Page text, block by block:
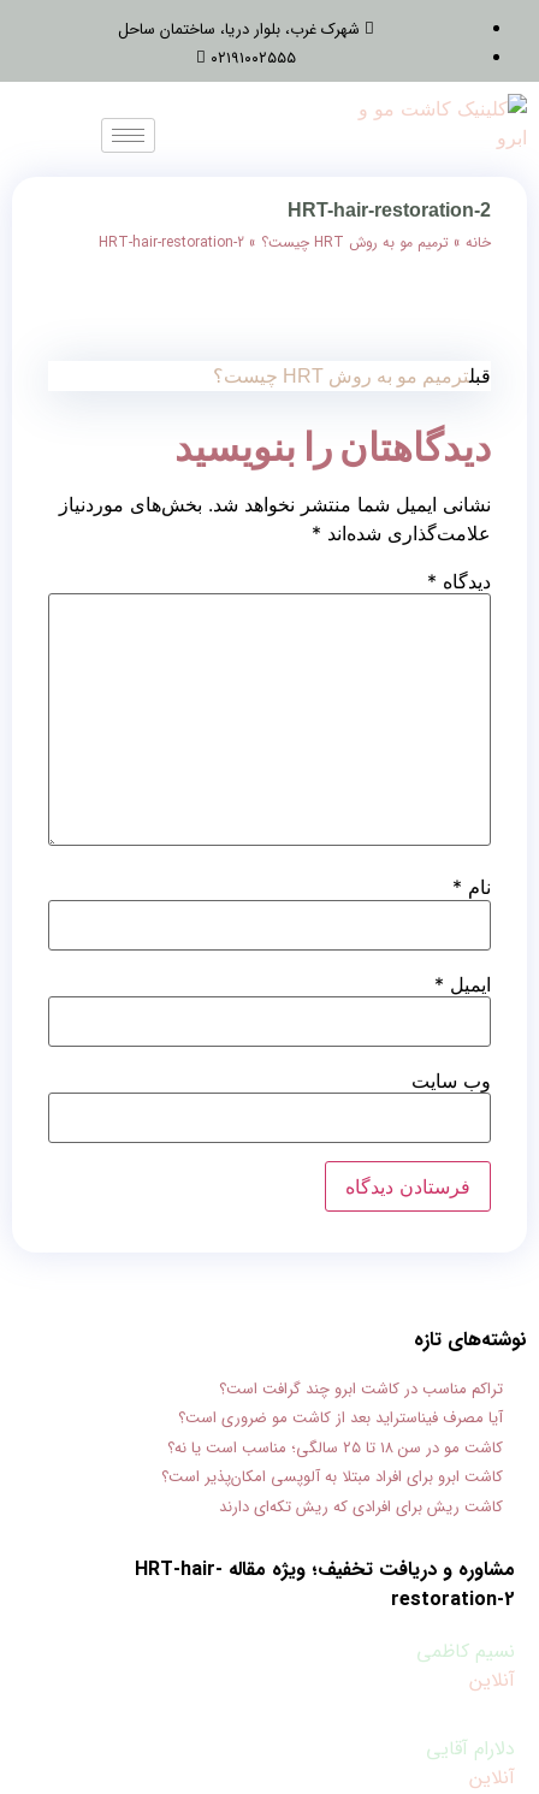
شهرک غرب، بلوار دریا، ساختمان ساحل
۰۲۱۹۱۰۰۲۵۵۵
HRT-hair-restoration-2
خانه » ترمیم مو به روش HRT چیست؟ »
HRT-hair-restoration-2
قبلترمیم مو به روش HRT چیست؟
دیدگاهتان را بنویسید
نشانی ایمیل شما منتشر نخواهد شد. بخش‌های موردنیاز
علامت‌گذاری شده‌اند *
دیدگاه *
نام *
ایمیل *
وب‌ سایت
نوشته‌های تازه
تراکم مناسب در کاشت ابرو چند گرافت است؟
آیا مصرف فیناستراید بعد از کاشت مو ضروری است؟
کاشت مو در سن ۱۸ تا ۲۵ سالگی؛ مناسب است یا نه؟
کاشت ابرو برای افراد مبتلا به آلوپسی امکان‌پذیر است؟
کاشت ریش برای افرادی که ریش تکه‌ای دارند
مشاوره و دریافت تخفیف؛ ویژه مقاله HRT-hair-
restoration-2
نسیم کاظمی
آنلاین
دلارام آقایی
آنلاین